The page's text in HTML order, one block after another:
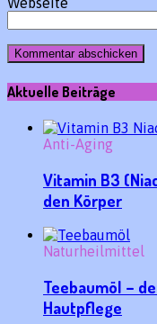
Aktuelle Beiträge
Anti-Aging
Vitamin B3
den Körper
Naturheilmittel
Teebaumöl –
Hautpflege